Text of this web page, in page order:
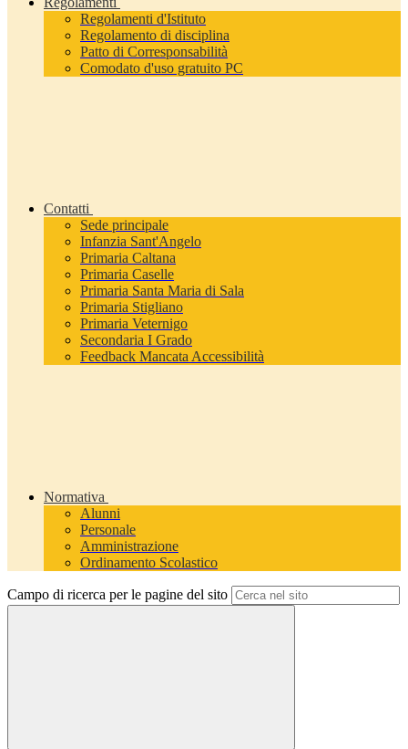
Regolamenti d'Istituto
Regolamento di disciplina
Patto di Corresponsabilità
Comodato d'uso gratuito PC
Contatti
Sede principale
Infanzia Sant'Angelo
Primaria Caltana
Primaria Caselle
Primaria Santa Maria di Sala
Primaria Stigliano
Primaria Veternigo
Secondaria I Grado
Feedback Mancata Accessibilità
Normativa
Alunni
Personale
Amministrazione
Ordinamento Scolastico
Campo di ricerca per le pagine del sito